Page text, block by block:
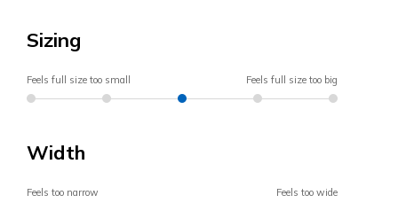
Sizing
Feels full size too small Feels full size too big
Width
Feels too narrow Feels too wide